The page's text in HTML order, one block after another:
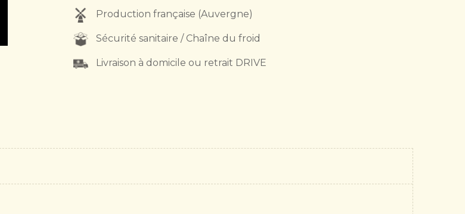
Production française (Auvergne)
Sécurité sanitaire / Chaîne du froid
Livraison à domicile ou retrait DRIVE